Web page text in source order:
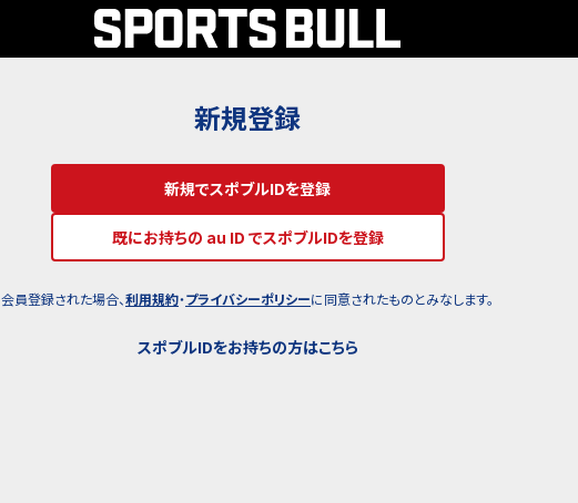
新規登録
新規でスポブルIDを登録
既にお持ちの au ID でスポブルIDを登録
会員登録された場合、利用規約・プライバシーポリシーに同意されたものとみなします。
スポブルIDをお持ちの方はこちら